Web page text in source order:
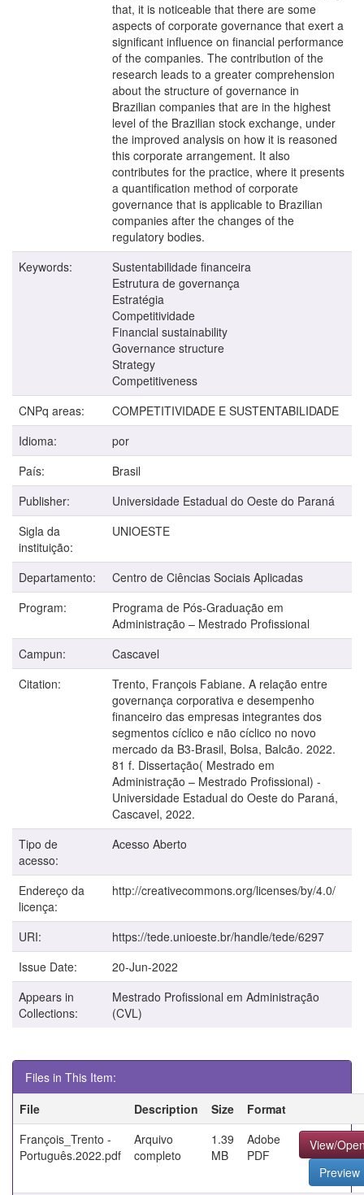
that, it is noticeable that there are some
aspects of corporate governance that exert a
significant influence on financial performance
of the companies. The contribution of the
research leads to a greater comprehension
about the structure of governance in
Brazilian companies that are in the highest
level of the Brazilian stock exchange, under
the improved analysis on how it is reasoned
this corporate arrangement. It also
contributes for the practice, where it presents
a quantification method of corporate
governance that is applicable to Brazilian
companies after the changes of the
regulatory bodies.
Keywords:
Sustentabilidade financeira
Estrutura de governança
Estratégia
Competitividade
Financial sustainability
Governance structure
Strategy
Competitiveness
CNPq areas:
COMPETITIVIDADE E SUSTENTABILIDADE
Idioma:
por
País:
Brasil
Publisher:
Universidade Estadual do Oeste do Paraná
Sigla da
instituição:
UNIOESTE
Departamento:
Centro de Ciências Sociais Aplicadas
Program:
Programa de Pós-Graduação em
Administração – Mestrado Profissional
Campun:
Cascavel
Citation:
Trento, François Fabiane. A relação entre
governança corporativa e desempenho
financeiro das empresas integrantes dos
segmentos cíclico e não cíclico no novo
mercado da B3-Brasil, Bolsa, Balcão. 2022.
81 f. Dissertação( Mestrado em
Administração – Mestrado Profissional) -
Universidade Estadual do Oeste do Paraná,
Cascavel, 2022.
Tipo de
acesso:
Acesso Aberto
Endereço da
licença:
http://creativecommons.org/licenses/by/4.0/
URI:
https://tede.unioeste.br/handle/tede/6297
Issue Date:
20-Jun-2022
Appears in
Collections:
Mestrado Profissional em Administração
(CVL)
Files in This Item:
File
Description Size
Format
François_Trento -
Português.2022.pdf
Arquivo
completo
1.39
MB
Adobe
PDF
View/
Preview